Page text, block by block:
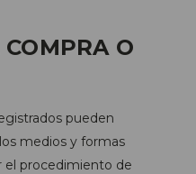
O
pueden
medios y formas
el procedimiento de